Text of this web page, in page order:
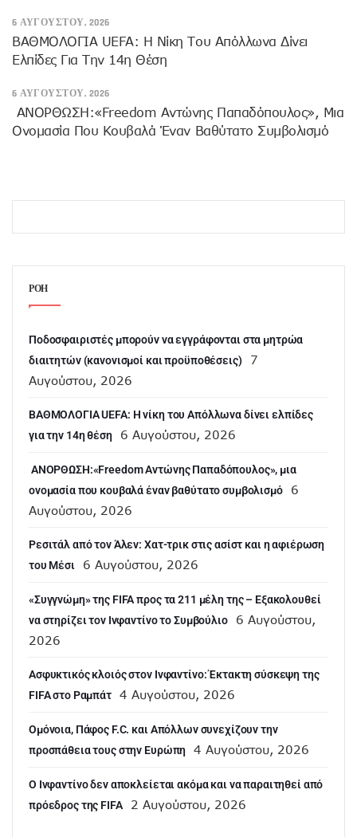
6 ΑΥΓΟΎΣΤΟΥ, 2026
ΒΑΘΜΟΛΟΓΙΑ UEFA: Η Νίκη Του Απόλλωνα Δίνει
Ελπίδες Για Την 14η Θέση
6 ΑΥΓΟΎΣΤΟΥ, 2026
ANOΡΘΩΣΗ:«Freedom Αντώνης Παπαδόπουλος», Μια
Ονομασία Που Κουβαλά Έναν Βαθύτατο Συμβολισμό
ΡΟΗ
Ποδοσφαιριστές μπορούν να εγγράφονται στα μητρώα
διαιτητών (κανονισμοί και προϋποθέσεις)
7
Αυγούστου, 2026
ΒΑΘΜΟΛΟΓΙΑ UEFA: Η νίκη του Απόλλωνα δίνει ελπίδες
για την 14η θέση
6 Αυγούστου, 2026
ANOΡΘΩΣΗ:«Freedom Αντώνης Παπαδόπουλος», μια
ονομασία που κουβαλά έναν βαθύτατο συμβολισμό
6
Αυγούστου, 2026
Ρεσιτάλ από τον Άλεν: Χατ-τρικ στις ασίστ και η αφιέρωση
του Μέσι
6 Αυγούστου, 2026
«Συγγνώμη» της FIFA προς τα 211 μέλη της – Εξακολουθεί
να στηρίζει τον Ινφαντίνο το Συμβούλιο
6 Αυγούστου,
2026
Ασφυκτικός κλοιός στον Ινφαντίνο: Έκτακτη σύσκεψη της
FIFA στο Ραμπάτ
4 Αυγούστου, 2026
Ομόνοια, Πάφος F.C. και Απόλλων συνεχίζουν την
προσπάθεια τους στην Ευρώπη
4 Αυγούστου, 2026
Ο Ινφαντίνο δεν αποκλείεται ακόμα και να παραιτηθεί από
πρόεδρος της FIFA
2 Αυγούστου, 2026